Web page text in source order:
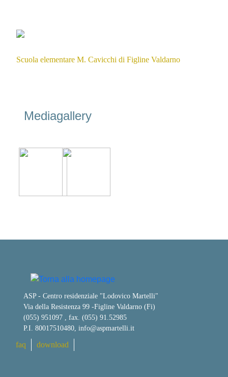
Scuola elementare M. Cavicchi di Figline Valdarno
Mediagallery
ASP - Centro residenziale "Lodovico Martelli"
Via della Resistenza 99 -Figline Valdarno (Fi)
(055) 951097 , fax. (055) 91.52985
P.I. 80017510480, info@aspmartelli.it
faq download